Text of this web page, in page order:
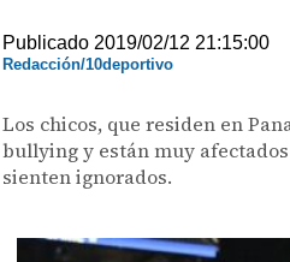
Publicado 2019/02/12 21:15:00
Redacción/10deportivo
Los chicos, que residen en
bullying y están muy
sienten ignorados.